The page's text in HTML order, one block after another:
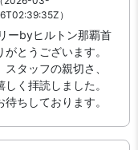
）
ーbyヒルトン那覇首
とうございます。
タッフの親切さ、
く拝読しました。
ちしております。